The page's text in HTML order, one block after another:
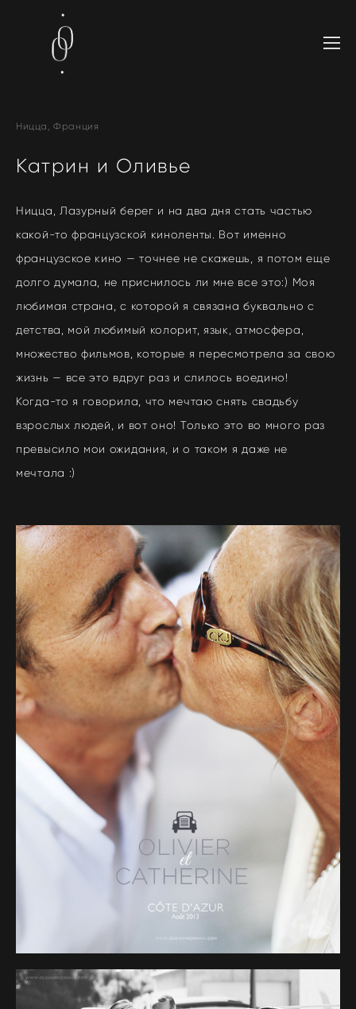
Ницца, Франция
Катрин и Оливье
Ницца, Лазурный берег и на два дня стать частью
какой-то французской киноленты. Вот именно
французское кино — точнее не скажешь, я потом еще
долго думала, не приснилось ли мне все это:) Моя
любимая страна, с которой я связана буквально с
детства, мой любимый колорит, язык, атмосфера,
множество фильмов, которые я пересмотрела за свою
жизнь — все это вдруг раз и слилось воедино!
Когда-то я говорила, что мечтаю снять свадьбу
взрослых людей, и вот оно! Только это во много раз
превысило мои ожидания, и о таком я даже не
мечтала :)